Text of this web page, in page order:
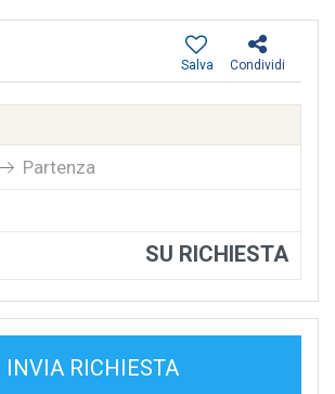
Condividi
Salva
Partenza
SU RICHIESTA
INVIA RICHIESTA